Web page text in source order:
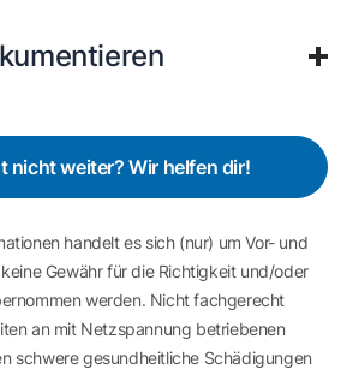
nicht weiter? Wir helfen dir!
handelt es sich (nur) um Vor- und
Gewähr für die Richtigkeit und/oder
werden. Nicht fachgerecht
an mit Netzspannung betriebenen
schwere gesundheitliche Schädigungen